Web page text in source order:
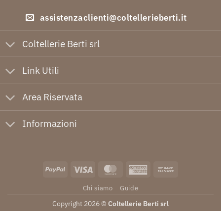
assistenzaclienti@coltellerieberti.it
Coltellerie Berti srl
Link Utili
Area Riservata
Informazioni
PayPal Visa MasterCardAmerican
Chi siamo Guide
Copyright 2026 © Coltellerie Berti srl